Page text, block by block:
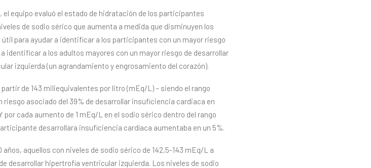
equipo evaluó el estado de hidratación de los participantes
de sodio sérico que aumenta a medida que disminuyen los
para ayudar a identificar a los participantes con un mayor riesgo
identificar a los adultos mayores con un mayor riesgo de desarrollar
izquierda (un agrandamiento y engrosamiento del corazón).
de 143 miliequivalentes por litro (mEq/L) – siendo el rango
riesgo asociado del 39% de desarrollar insuficiencia cardiaca en
cada aumento de 1 mEq/L en el sodio sérico dentro del rango
desarrollara insuficiencia cardíaca aumentaba en un 5%.
aquellos con niveles de sodio sérico de 142,5-143 mEq/L a
desarrollar hipertrofia ventricular izquierda. Los niveles de sodio